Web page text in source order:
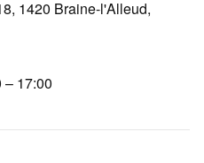
1420 Braine-l'Alleud,
– 17:00